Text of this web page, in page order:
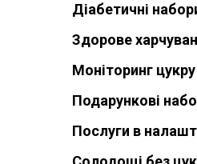
Діабетичні
Здорове
Моніторинг цукру
Подарункові
Послуги в